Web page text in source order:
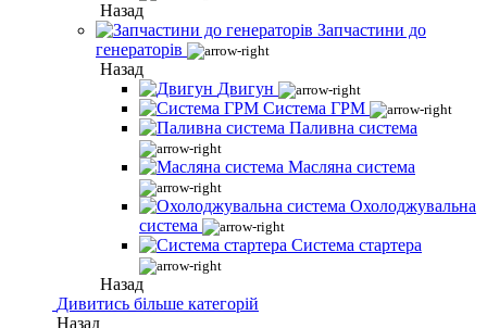
Назад
Запчастини до
генераторів
Назад
Двигун
Система ГРМ
Паливна система
Масляна система
Охолоджувальна
система
Система стартера
Назад
Дивитись більше категорій
Назад